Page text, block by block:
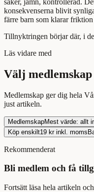
konsekvenserna blivit
färre barn som klarar
Tillnyktringen börjar där, i
Läs vidare med
Välj
Medlemskap ger dig hela
just artikeln.
MedlemskapMest värde: allt
Köp enskilt19 kr inkl. moms
Rekommenderat
Bli medlem och få
Fortsätt läsa hela artikeln